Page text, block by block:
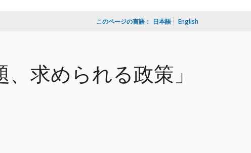
このページの言語： 日本語 English
求められる政策」